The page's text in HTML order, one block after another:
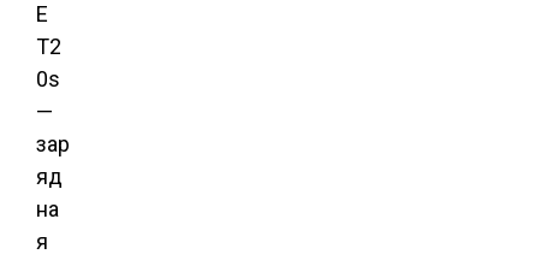
E
T2
0s
—
зар
яд
на
я